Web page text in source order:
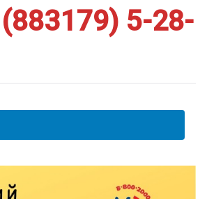
5-28-